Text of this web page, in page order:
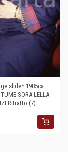
slide* 1985ca
SORA LELLA
Ritratto (7)